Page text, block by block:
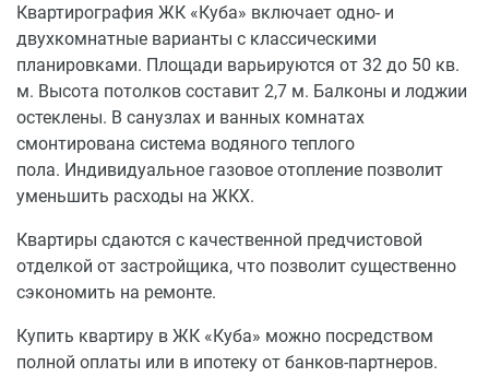
Квартирография ЖК «Куба» включает одно- и
двухкомнатные варианты с классическими
планировками. Площади варьируются от 32 до 50 кв.
м. Высота потолков составит 2,7 м. Балконы и лоджии
остеклены. В санузлах и ванных комнатах
смонтирована система водяного теплого
пола. Индивидуальное газовое отопление позволит
уменьшить расходы на ЖКХ.
Квартиры сдаются с качественной предчистовой
отделкой от застройщика, что позволит существенно
сэкономить на ремонте.
Купить квартиру в ЖК «Куба» можно посредством
полной оплаты или в ипотеку от банков-партнеров.